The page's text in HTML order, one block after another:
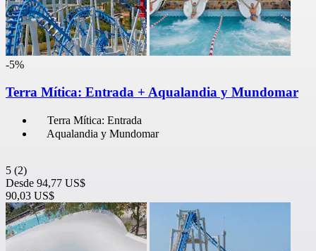
-5%
Terra Mítica: Entrada + Aqualandia y Mundomar
Terra Mítica: Entrada
Aqualandia y Mundomar
5 (2)
Desde 94,77 US$
90,03 US$